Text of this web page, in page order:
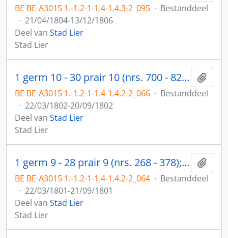
BE BE-A3015 1.-1.2-1-1.4-1.4.3-2_095 · Bestanddeel
· 21/04/1804-13/12/1806
Deel van Stad Lier
Stad Lier
1 germ 10 - 30 prair 10 (nrs. 700 - 824); 1 mess 10 - 3ème j.c. 10 (nrs. 825 - 955)
BE BE-A3015 1.-1.2-1-1.4-1.4.2-2_066 · Bestanddeel
· 22/03/1802-20/09/1802
Deel van Stad Lier
Stad Lier
1 germ 9 - 28 prair 9 (nrs. 268 - 378); 1 mess 9 - 4ème j.c. 9 (nrs. 379 - 500)
BE BE-A3015 1.-1.2-1-1.4-1.4.2-2_064 · Bestanddeel
· 22/03/1801-21/09/1801
Deel van Stad Lier
Stad Lier